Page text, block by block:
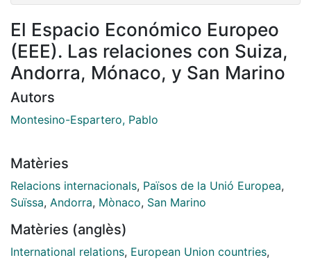
El Espacio Económico Europeo
(EEE). Las relaciones con Suiza,
Andorra, Mónaco, y San Marino
Autors
Montesino-Espartero, Pablo
Matèries
Relacions internacionals, Països de la Unió Europea,
Suïssa, Andorra, Mònaco, San Marino
Matèries (anglès)
International relations, European Union countries,